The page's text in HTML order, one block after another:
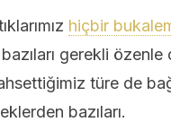
hiçbir
gerekli
türe de
bazıları.